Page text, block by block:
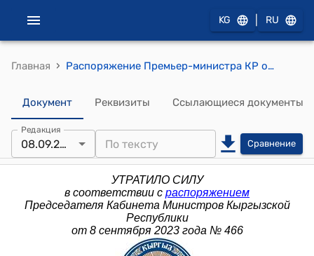
KG RU
Главная › Распоряжение Премьер-министра КР от 30 июля 2015 года № 353 (О мерах по решению проблем заемщиков банковских и небанковских финансово-кредитных учреждений)
Документ Реквизиты Ссылающиеся документы
Редакция
08.09.2023 Сравнение